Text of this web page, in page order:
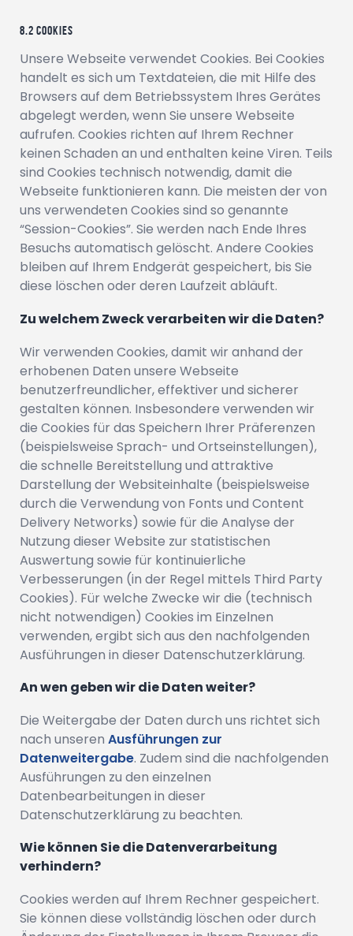
Cookies
Unsere Webseite verwendet Cookies. Bei Cookies
handelt es sich um Textdateien, die mit Hilfe des
Browsers auf dem Betriebssystem Ihres Gerätes
abgelegt werden, wenn Sie unsere Webseite
aufrufen. Cookies richten auf Ihrem Rechner
keinen Schaden an und enthalten keine Viren. Teils
sind Cookies technisch notwendig, damit die
Webseite funktionieren kann. Die meisten der von
uns verwendeten Cookies sind so genannte
“Session-Cookies”. Sie werden nach Ende Ihres
Besuchs automatisch gelöscht. Andere Cookies
bleiben auf Ihrem Endgerät gespeichert, bis Sie
diese löschen oder deren Laufzeit abläuft.
Zu welchem Zweck verarbeiten wir die Daten?
Wir verwenden Cookies, damit wir anhand der
erhobenen Daten unsere Webseite
benutzerfreundlicher, effektiver und sicherer
gestalten können. Insbesondere verwenden wir
die Cookies für das Speichern Ihrer Präferenzen
(beispielsweise Sprach- und Ortseinstellungen),
die schnelle Bereitstellung und attraktive
Darstellung der Websiteinhalte (beispielsweise
durch die Verwendung von Fonts und Content
Delivery Networks) sowie für die Analyse der
Nutzung dieser Website zur statistischen
Auswertung sowie für kontinuierliche
Verbesserungen (in der Regel mittels Third Party
Cookies). Für welche Zwecke wir die (technisch
nicht notwendigen) Cookies im Einzelnen
verwenden, ergibt sich aus den nachfolgenden
Ausführungen in dieser Datenschutzerklärung.
An wen geben wir die Daten weiter?
Die Weitergabe der Daten durch uns richtet sich
nach unseren Ausführungen zur
Datenweitergabe. Zudem sind die nachfolgenden
Ausführungen zu den einzelnen
Datenbearbeitungen in dieser
Datenschutzerklärung zu beachten.
Wie können Sie die Datenverarbeitung
verhindern?
Cookies werden auf Ihrem Rechner gespeichert.
Sie können diese vollständig löschen oder durch